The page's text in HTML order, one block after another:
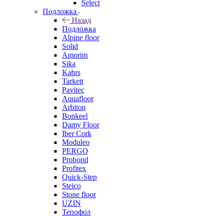
Select
Подложка
Назад
Подложка
Alpine floor
Solid
Amorim
Sika
Kahrs
Tarkett
Pavitec
Aquafloor
Arbiton
Bonkeel
Damy Floor
Iber Cork
Moduleo
PERGO
Probond
Profitex
Quick-Step
Steico
Stone floor
UZIN
Тепофол